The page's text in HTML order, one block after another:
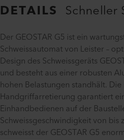
DETAILS Schneller
Der GEOSTAR G5 ist ein
Schweissautomat von Leister –
Design des Schweissgeräts
und besteht aus einer robusten
hohen Belastungen standhält.
Handgriffarretierung garantiert
Einhandbedienen auf der
Schweissgeschwindigkeit von
schweisst der GEOSTAR G5